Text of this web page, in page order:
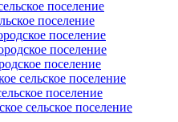
поселение
поселение
поселение
поселение
поселение
сельское поселение
поселение
сельское поселение